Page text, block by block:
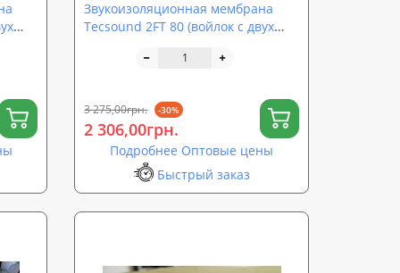
Звукоизоляционная мембрана
Tecsound 2FT 80 (войлок с двух
3 275,00грн. -30%
2 306,00грн.
Подробнее Оптовые цены
Быстрый заказ